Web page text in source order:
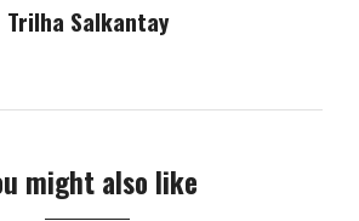
Trilha Salkantay
might also like